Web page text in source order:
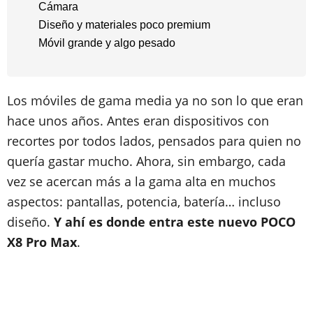
Cámara
​Diseño y materiales poco premium
​Móvil grande y algo pesado
Los móviles de gama media ya no son lo que eran
hace unos años. Antes eran dispositivos con
recortes por todos lados, pensados para quien no
quería gastar mucho. Ahora, sin embargo, cada
vez se acercan más a la gama alta en muchos
aspectos: pantallas, potencia, batería… incluso
diseño. Y ahí es donde entra este nuevo POCO
X8 Pro Max.